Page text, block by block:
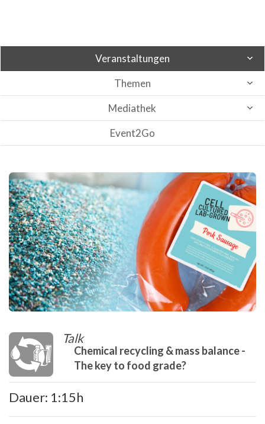
Veranstaltungen
Themen
Mediathek
Event2Go
Talk
Chemical recycling & mass balance -
The key to food grade?
Dauer: 1:15h